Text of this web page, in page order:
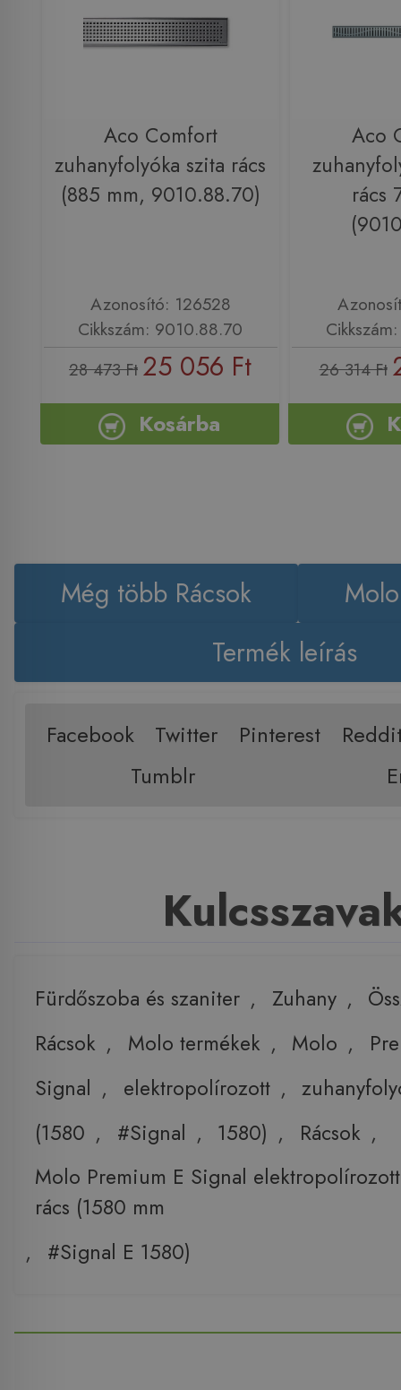
Aco Comfort
zuhanyfolyóka szita rács
(885 mm, 9010.88.70)
Azonosító: 126528
Cikkszám: 9010.88.70
28 473 Ft 25 056 Ft
Kosárba
Aco
rács
26 314 Ft
Még több Rácsok
Termék leírás
Facebook Twitter Pinterest
Tumblr
Fürdőszoba és szaniter , Zuhany ,
Rácsok , Molo termékek , Molo ,
Signal , elektropolírozott ,
(1580 , #Signal , 1580) , Rácsok ,
Molo Premium E Signal
rács (1580 mm
,
#Signal E 1580)